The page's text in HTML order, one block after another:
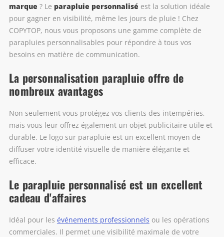
marque ? Le parapluie personnalisé est la solution idéale
pour gagner en visibilité, même les jours de pluie ! Chez
COPYTOP, nous vous proposons une gamme complète de
parapluies personnalisables pour répondre à tous vos
besoins en matière de communication.
La personnalisation parapluie offre de
nombreux avantages
Non seulement vous protégez vos clients des intempéries,
mais vous leur offrez également un objet publicitaire utile et
durable. Le logo sur parapluie est un excellent moyen de
diffuser votre identité visuelle de manière élégante et
efficace.
Le parapluie personnalisé est un excellent
cadeau d'affaires
Idéal pour les événements professionnels ou les opérations
commerciales. Il permet une visibilité maximale de votre